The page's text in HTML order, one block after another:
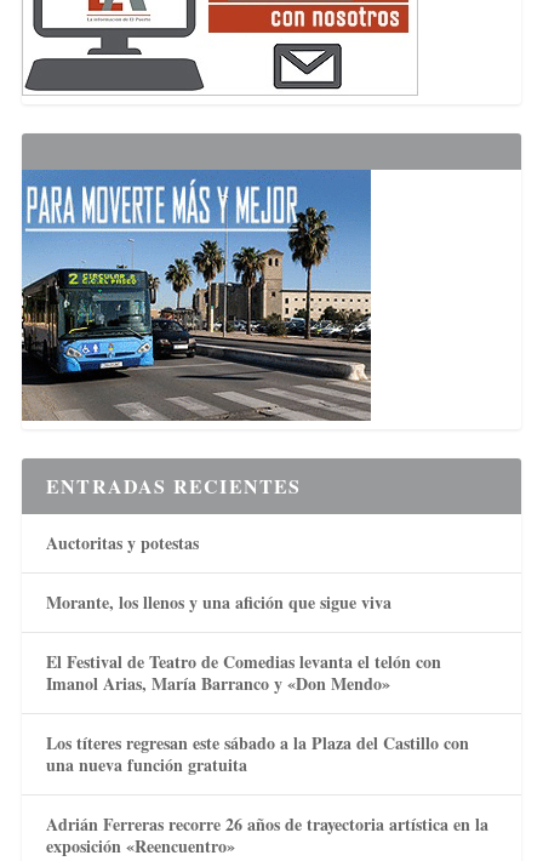
ENTRADAS RECIENTES
Auctoritas y potestas
Morante, los llenos y una afición que sigue viva
El Festival de Teatro de Comedias levanta el telón con
Imanol Arias, María Barranco y «Don Mendo»
Los títeres regresan este sábado a la Plaza del Castillo con
una nueva función gratuita
Adrián Ferreras recorre 26 años de trayectoria artística en la
exposición «Reencuentro»